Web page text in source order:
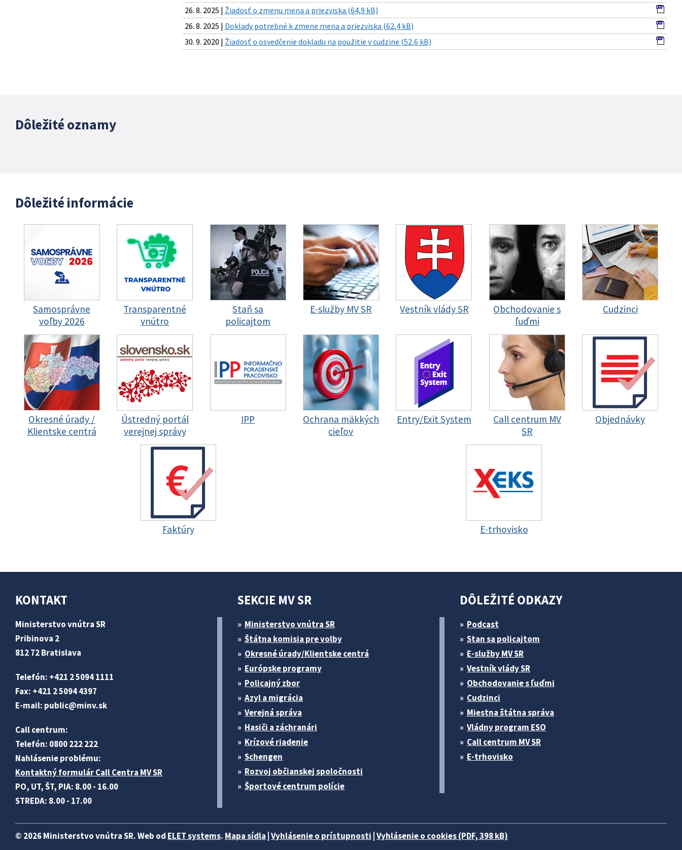
26. 8. 2025 | Žiadosť o zmenu mena a priezviska (64,9 kB)
26. 8. 2025 | Doklady potrebné k zmene mena a priezviska (62,4 kB)
30. 9. 2020 | Žiadosť o osvedčenie dokladu na použitie v cudzine (52,6 kB)
Dôležité oznamy
Dôležité informácie
Samosprávne
voľby 2026
Transparentné
vnútro
Staň sa
policajtom
E-služby MV SR Vestník vlády SR
Obchodovanie s
ľuďmi
Cudzinci
Okresné úrady /
Klientske centrá
Ústredný portál
verejnej správy
IPP
Ochrana mäkkých
cieľov
Entry/Exit System
Call centrum MV
SR
Objednávky
Faktúry E-trhovisko
KONTAKT
Ministerstvo vnútra SR
Pribinova 2
812 72 Bratislava
Telefón: +421 2 5094 1111
Fax: +421 2 5094 4397
E-mail: public@minv.sk
Call centrum:
Telefón: 0800 222 222
Nahlásenie problému:
Kontaktný formulár Call Centra MV SR
PO, UT, ŠT, PIA: 8.00 - 16.00
STREDA: 8.00 - 17.00
SEKCIE MV SR
Ministerstvo vnútra SR
Štátna komisia pre volby
Okresné úrady/Klientske centrá
Európske programy
Policajný zbor
Azyl a migrácia
Verejná správa
Hasiči a záchranári
Krízové riadenie
Schengen
Rozvoj občianskej spoločnosti
Športové centrum polície
DÔLEŽITÉ ODKAZY
Podcast
Stan sa policajtom
E-služby MV SR
Vestník vlády SR
Obchodovanie s ľuďmi
Cudzinci
Miestna štátna správa
Vládny program ESO
Call centrum MV SR
E-trhovisko
© 2026 Ministerstvo vnútra SR. Web od ELET systems. Mapa sídla Vyhlásenie o prístupnosti Vyhlásenie o cookies (PDF, 398 kB)